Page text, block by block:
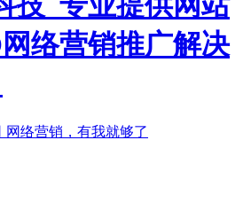
网络营销，有我就够了